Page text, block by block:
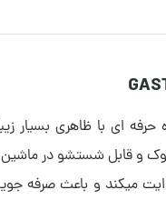
و قابل شستشو در ماشین
میکند و باعث صرفه